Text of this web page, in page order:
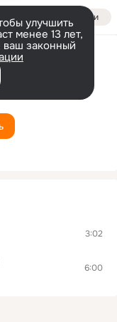
Войти
улучшить
менее 13 лет,
законный
3:02
6:00